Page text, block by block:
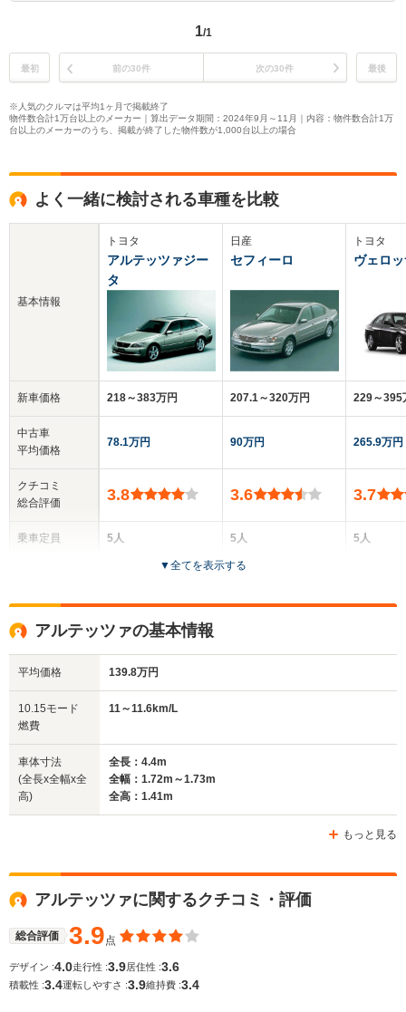
1/1
最初 前の30件 次の30件 最後
※人気のクルマは平均1ヶ月で掲載終了
物件数合計1万台以上のメーカー｜算出データ期間：2024年9月～11月｜内容：物件数合計1万
台以上のメーカーのうち、掲載が終了した物件数が1,000台以上の場合
よく一緒に検討される車種を比較
基本情報
新車価格
中古車
平均価格
クチコミ
総合評価
乗車定員
サイズ
(全長x全幅x全高)
WLTCモード
燃費
トヨタ
アルテッツァジー
タ
218～383万円
78.1万円
3.8
5人
1.42m～1.44m
全幅
1.73m
日産
セフィーロ
207.1～320万円
90万円
3.6
5人
4ドア
トヨタ
ヴェロ
229～395
265.9万円
3.7
5人
▼全てを表示する
アルテッツァの基本情報
平均価格 139.8万円
10.15モード
燃費
11～11.6km/L
車体寸法
(全長x全幅x全
高)
全長：4.4m
全幅：1.72m～1.73m
全高：1.41m
もっと見る
アルテッツァに関するクチコミ・評価
総合評価 3.9 点
デザイン :4.0走行性 :3.9居住性 :3.6
積載性 :3.4運転しやすさ :3.9維持費 :3.4